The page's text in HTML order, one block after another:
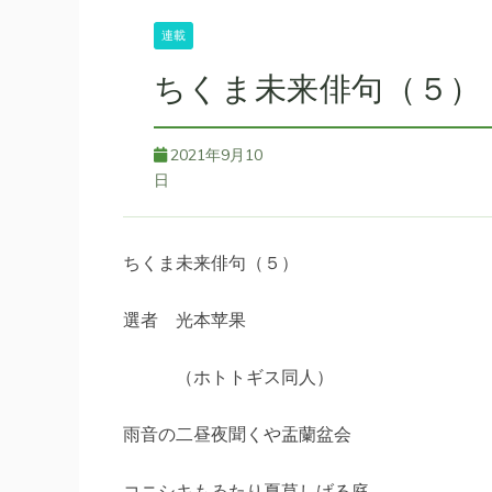
連載
ちくま未来俳句（５）
2021年9月10
日
ちくま未来俳句（５）
選者 光本苹果
（ホトトギス同人）
雨音の二昼夜聞くや盂蘭盆